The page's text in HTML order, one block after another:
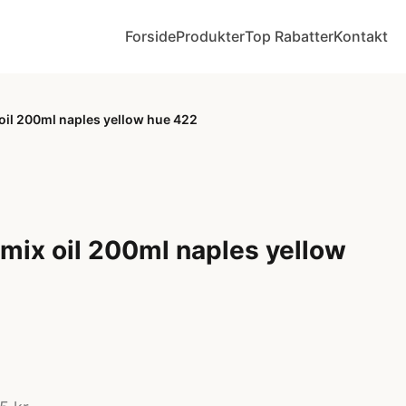
ForsideProdukterTop RabatterKontakt
200ml naples yellow hue 422
oil 200ml naples yellow